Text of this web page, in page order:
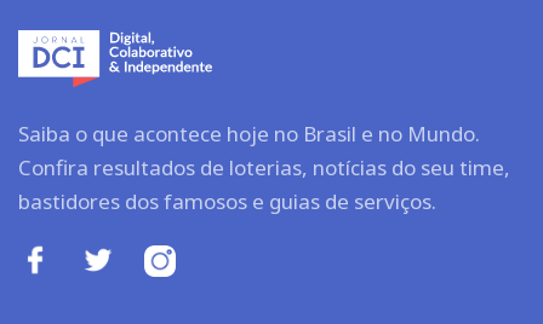
Saiba o que acontece hoje no Brasil e no Mundo.
Confira resultados de loterias, notícias do seu time,
bastidores dos famosos e guias de serviços.